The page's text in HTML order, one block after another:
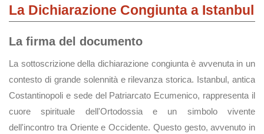
La Dichiarazione Congiunta a Istanbul
La firma del documento
La sottoscrizione della dichiarazione congiunta è avvenuta in un
contesto di grande solennità e rilevanza storica. Istanbul, antica
Costantinopoli e sede del Patriarcato Ecumenico, rappresenta il
cuore spirituale dell'Ortodossia e un simbolo vivente
dell'incontro tra Oriente e Occidente. Questo gesto, avvenuto in